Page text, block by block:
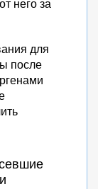
для
после